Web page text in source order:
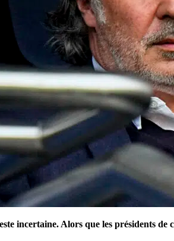
incertaine. Alors que les présidents